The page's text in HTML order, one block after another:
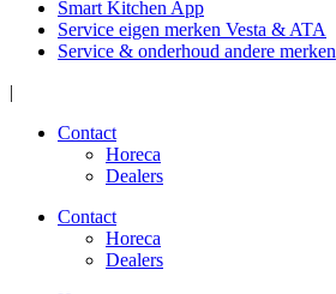
Smart Kitchen App
Service eigen merken Vesta & ATA
Service & onderhoud andere merken
|
Contact
Horeca
Dealers
Contact
Horeca
Dealers